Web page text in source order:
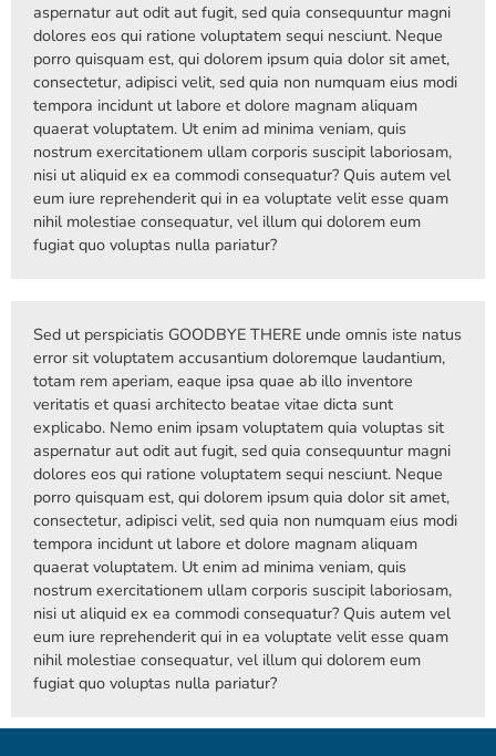
aspernatur aut odit aut fugit, sed quia consequuntur magni
dolores eos qui ratione voluptatem sequi nesciunt. Neque
porro quisquam est, qui dolorem ipsum quia dolor sit amet,
consectetur, adipisci velit, sed quia non numquam eius modi
tempora incidunt ut labore et dolore magnam aliquam
quaerat voluptatem. Ut enim ad minima veniam, quis
nostrum exercitationem ullam corporis suscipit laboriosam,
nisi ut aliquid ex ea commodi consequatur? Quis autem vel
eum iure reprehenderit qui in ea voluptate velit esse quam
nihil molestiae consequatur, vel illum qui dolorem eum
fugiat quo voluptas nulla pariatur?
Sed ut perspiciatis GOODBYE THERE unde omnis iste natus
error sit voluptatem accusantium doloremque laudantium,
totam rem aperiam, eaque ipsa quae ab illo inventore
veritatis et quasi architecto beatae vitae dicta sunt
explicabo. Nemo enim ipsam voluptatem quia voluptas sit
aspernatur aut odit aut fugit, sed quia consequuntur magni
dolores eos qui ratione voluptatem sequi nesciunt. Neque
porro quisquam est, qui dolorem ipsum quia dolor sit amet,
consectetur, adipisci velit, sed quia non numquam eius modi
tempora incidunt ut labore et dolore magnam aliquam
quaerat voluptatem. Ut enim ad minima veniam, quis
nostrum exercitationem ullam corporis suscipit laboriosam,
nisi ut aliquid ex ea commodi consequatur? Quis autem vel
eum iure reprehenderit qui in ea voluptate velit esse quam
nihil molestiae consequatur, vel illum qui dolorem eum
fugiat quo voluptas nulla pariatur?